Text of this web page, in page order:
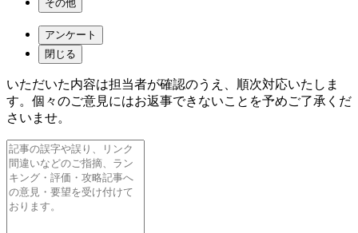
その他
アンケート
閉じる
いただいた内容は担当者が確認のうえ、順次対応いたしま
す。個々のご意見にはお返事できないことを予めご了承くだ
さいませ。